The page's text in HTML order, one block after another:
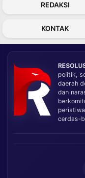
REDAKSI
KONTAK
politik,
daerah
dan
cerdas-